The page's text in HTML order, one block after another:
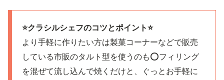
⭐️クラシルシェフのコツとポイント⭐️
より手軽に作りたい方は製菓コーナーなどで販売
している市販のタルト型を使うのも⭕️フィリング
を混ぜて流し込んで焼くだけと、ぐっとお手軽に